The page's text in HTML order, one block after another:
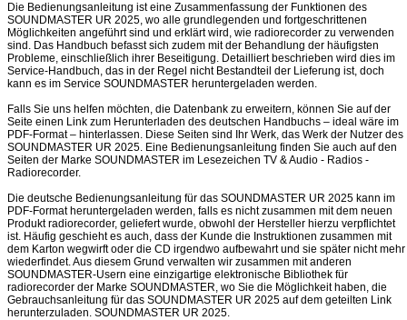
Die Bedienungsanleitung ist eine Zusammenfassung der Funktionen des
SOUNDMASTER UR 2025, wo alle grundlegenden und fortgeschrittenen
Möglichkeiten angeführt sind und erklärt wird, wie radiorecorder zu verwenden
sind. Das Handbuch befasst sich zudem mit der Behandlung der häufigsten
Probleme, einschließlich ihrer Beseitigung. Detailliert beschrieben wird dies im
Service-Handbuch, das in der Regel nicht Bestandteil der Lieferung ist, doch
kann es im Service SOUNDMASTER heruntergeladen werden.
Falls Sie uns helfen möchten, die Datenbank zu erweitern, können Sie auf der
Seite einen Link zum Herunterladen des deutschen Handbuchs – ideal wäre im
PDF-Format – hinterlassen. Diese Seiten sind Ihr Werk, das Werk der Nutzer des
SOUNDMASTER UR 2025. Eine Bedienungsanleitung finden Sie auch auf den
Seiten der Marke SOUNDMASTER im Lesezeichen TV & Audio - Radios -
Radiorecorder.
Die deutsche Bedienungsanleitung für das SOUNDMASTER UR 2025 kann im
PDF-Format heruntergeladen werden, falls es nicht zusammen mit dem neuen
Produkt radiorecorder, geliefert wurde, obwohl der Hersteller hierzu verpflichtet
ist. Häufig geschieht es auch, dass der Kunde die Instruktionen zusammen mit
dem Karton wegwirft oder die CD irgendwo aufbewahrt und sie später nicht mehr
wiederfindet. Aus diesem Grund verwalten wir zusammen mit anderen
SOUNDMASTER-Usern eine einzigartige elektronische Bibliothek für
radiorecorder der Marke SOUNDMASTER, wo Sie die Möglichkeit haben, die
Gebrauchsanleitung für das SOUNDMASTER UR 2025 auf dem geteilten Link
herunterzuladen. SOUNDMASTER UR 2025.